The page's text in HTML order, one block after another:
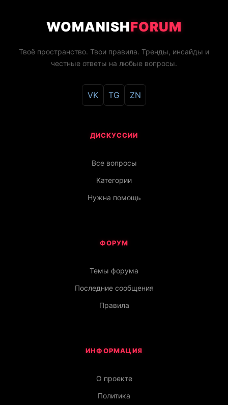
WOMANISHFORUM
Твоё пространство. Твои правила. Тренды, инсайды и
честные ответы на любые вопросы.
VK TG ZN
ДИСКУССИИ
Все вопросы
Категории
Нужна помощь
ФОРУМ
Темы форума
Последние сообщения
Правила
ИНФОРМАЦИЯ
О проекте
Политика